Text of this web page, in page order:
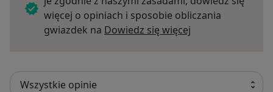
więcej o opiniach i sposobie obliczania
gwiazdek na Dowiedz się więcej